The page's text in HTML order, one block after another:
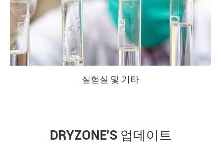
실험실 및 기타
DRYZONE'S 업데이트